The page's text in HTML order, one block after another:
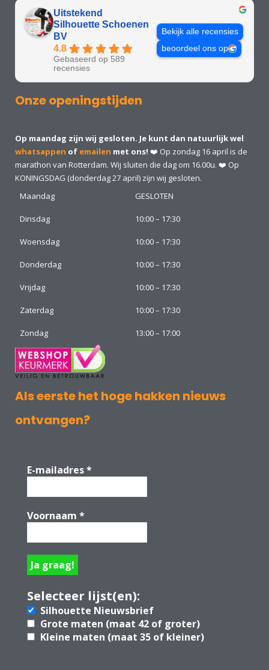
Uitstekend
Silhouette Schoenen
BV
4.8
Gebaseerd op 589
recensies
Bekijk alle recensies
beoordeel ons op
Onze openingstijden
Op maandag zijn wij gesloten. Je kunt dan natuurlijk wel
whatsappen of emailen met ons! ❤️ Op zondag 16 april is de
marathon van Rotterdam. Wij sluiten die dag om 16.00u. ❤️ Op
KONINGSDAG (donderdag 27 april) zijn wij gesloten.
Maandag
GESLOTEN
Dinsdag 10:00 – 17:30
Woensdag 10:00 – 17:30
Donderdag 10:00 – 17:30
Vrijdag 10:00 – 17:30
Zaterdag 10:00 – 17:30
Zondag 13:00 – 17:00
Als eerste het hoge hakken nieuws
ontvangen?
E-mailadres*
Voornaam *
Selecteer lijst(en):
Silhouette Nieuwsbrief
Grote maten (maat 42 of groter)
Kleine maten (maat 35 of kleiner)